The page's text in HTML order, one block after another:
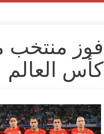
فوز منتخب
كأس العالم